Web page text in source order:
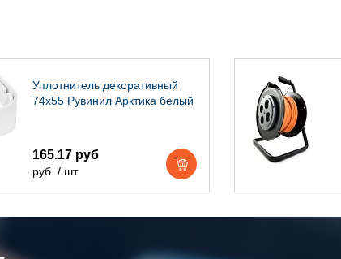
Уплотнитель декоративный
74х55 Рувинил Арктика белый
165.17 руб
руб. / шт